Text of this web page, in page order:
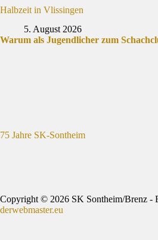
Halbzeit in Vlissingen
5. August 2026
Warum als Jugendlicher zum
75 Jahre SK-Sontheim
Copyright © 2026 SK Sontheim/Brenz -
derwebmaster.eu